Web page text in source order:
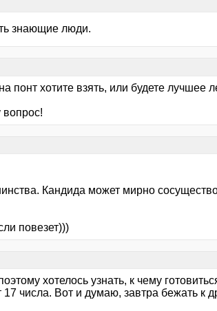
знающие люди.
понт хотите взять, или будете лучшее
вопрос!
Кандида может мирно
повезет)))
хотелось узнать, к чему
17 числа. Вот и думаю, завтра бежать к